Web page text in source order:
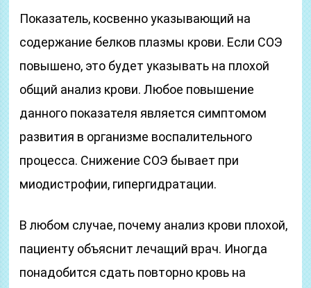
Показатель, косвенно указывающий на
содержание белков плазмы крови. Если СОЭ
повышено, это будет указывать на плохой
общий анализ крови. Любое повышение
данного показателя является симптомом
развития в организме воспалительного
процесса. Снижение СОЭ бывает при
миодистрофии, гипергидратации.
В любом случае, почему анализ крови плохой,
пациенту объяснит лечащий врач. Иногда
понадобится сдать повторно кровь на